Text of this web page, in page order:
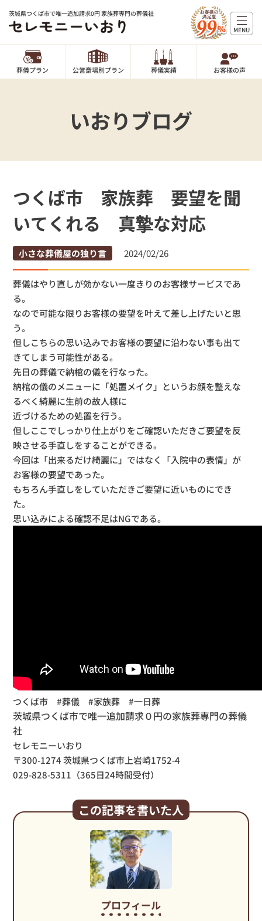
茨城県つくば市で唯一追加請求0円 家族葬専門の葬儀社
葬儀プラン 公営斎場別プラン 葬儀実績 お客様の声
MENU
いおりブログ
つくば市 家族葬 要望を聞
いてくれる 真摯な対応
小さな葬儀屋の独り言 2024/02/26
葬儀はやり直しが効かない一度きりのお客様サービスであ
る。
なので可能な限りお客様の要望を叶えて差し上げたいと思
う。
但しこちらの思い込みでお客様の要望に沿わない事も出て
きてしまう可能性がある。
先日の葬儀で納棺の儀を行なった。
納棺の儀のメニューに「処置メイク」というお顔を整えな
るべく綺麗に生前の故人様に
近づけるための処置を行う。
但しここでしっかり仕上がりをご確認いただきご要望を反
映させる手直しをすることができる。
今回は「出来るだけ綺麗に」ではなく「入院中の表情」が
お客様の要望であった。
もちろん手直しをしていただきご要望に近いものにでき
た。
思い込みによる確認不足はNGである。
つくば市 #葬儀 #家族葬 #一日葬
茨城県つくば市で唯一追加請求０円の家族葬専門の葬儀
社
セレモニーいおり
〒300-1274 茨城県つくば市上岩崎1752-4
029-828-5311（365日24時間受付）
この記事を書いた人
プロフィール